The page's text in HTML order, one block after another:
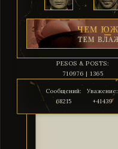
PESOS & POSTS:
710976 | 1365
Сообщений:
68215
Уважение:
+41439